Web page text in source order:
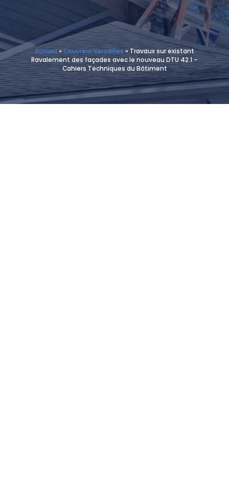
Accueil»Couvreur Versailles »Travaux sur existant
Ravalement des façades avec le nouveau DTU 42.1 –
Cahiers Techniques du Bâtiment